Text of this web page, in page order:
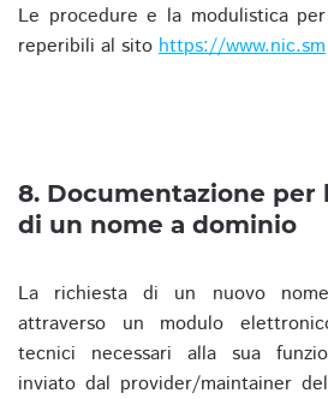
Le procedure e la modulistica
reperibili al sito https://www.nic.sm
8. Documentazione per
di un nome a dominio
La richiesta di un nuovo
attraverso un modulo
tecnici necessari alla sua
inviato dal provider/maintainer